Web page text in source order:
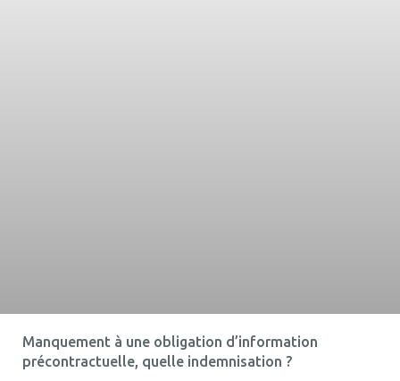
Manquement à une obligation d’information
précontractuelle, quelle indemnisation ?